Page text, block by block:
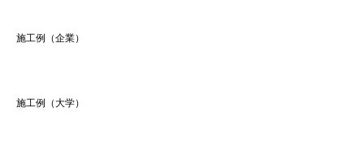
施工例（企業）
施工例（大学）